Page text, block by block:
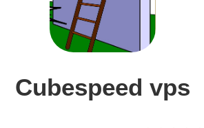
Cubespeed vps